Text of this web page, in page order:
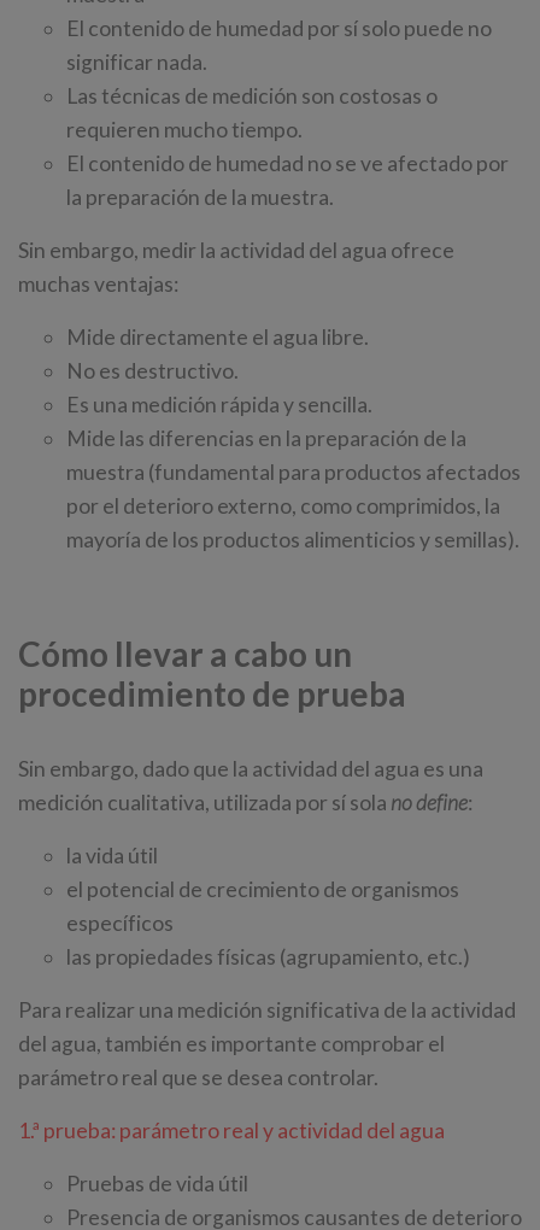
El contenido de humedad por sí solo puede no
significar nada.
Las técnicas de medición son costosas o
requieren mucho tiempo.
El contenido de humedad no se ve afectado por
la preparación de la muestra.
Sin embargo, medir la actividad del agua ofrece
muchas ventajas:
Mide directamente el agua libre.
No es destructivo.
Es una medición rápida y sencilla.
Mide las diferencias en la preparación de la
muestra (fundamental para productos afectados
por el deterioro externo, como comprimidos, la
mayoría de los productos alimenticios y semillas).
Cómo llevar a cabo un
procedimiento de prueba
Sin embargo, dado que la actividad del agua es una
medición cualitativa, utilizada por sí sola no define:
la vida útil
el potencial de crecimiento de organismos
específicos
las propiedades físicas (agrupamiento, etc.)
Para realizar una medición significativa de la actividad
del agua, también es importante comprobar el
parámetro real que se desea controlar.
1.ª prueba: parámetro real y actividad del agua
Pruebas de vida útil
Presencia de organismos causantes de deterioro